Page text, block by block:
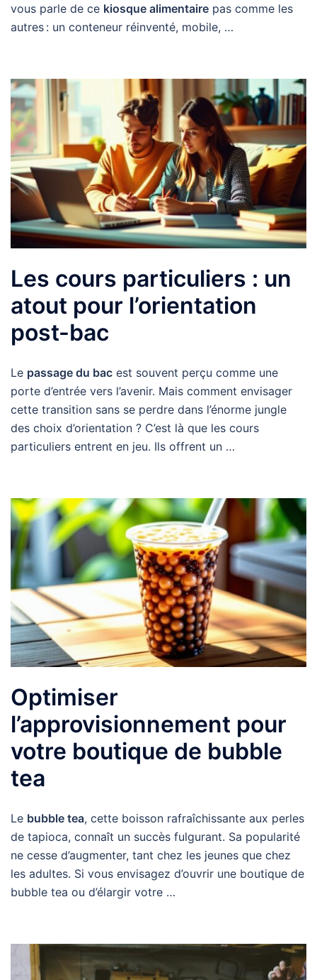
vous parle de ce kiosque alimentaire pas comme les
autres : un conteneur réinventé, mobile, …
Les cours particuliers : un
atout pour l’orientation
post-bac
Le passage du bac est souvent perçu comme une
porte d’entrée vers l’avenir. Mais comment envisager
cette transition sans se perdre dans l’énorme jungle
des choix d’orientation ? C’est là que les cours
particuliers entrent en jeu. Ils offrent un …
Optimiser
l’approvisionnement pour
votre boutique de bubble
tea
Le bubble tea, cette boisson rafraîchissante aux perles
de tapioca, connaît un succès fulgurant. Sa popularité
ne cesse d’augmenter, tant chez les jeunes que chez
les adultes. Si vous envisagez d’ouvrir une boutique de
bubble tea ou d’élargir votre …